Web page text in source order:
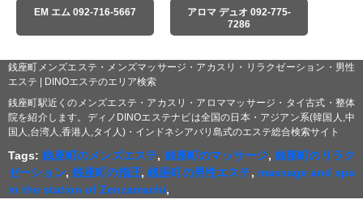
EM エム 092-716-5667
アロマ デュオ 092-775-
7286
銭座町メンズエステ・メンズマッサージ・アカスリ・リラクゼーション・男性
エステ | DINOエステのエリア検索
銭座町駅近くのメンズエステ・アカスリ・アロママッサージ・タイ古式・整体
院を紹介します。ディノDINOエステナビは全国の日本・アジアン系(韓国人,中
国人,台湾人,香港人,タイ人)・インドネシアバリ島式のエステ総合検索サイト
Tags:銭座町のメンズエステ, 銭座町のマッサージ, 銭座町のリラク
ゼーション, 銭座町の指圧,銭座町の男性エステ, massage and spa
in the station of Zenzamachi,